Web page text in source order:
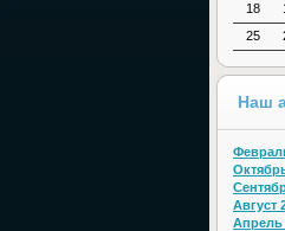
18
25
Наш
Август
Апрель